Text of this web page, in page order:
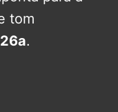
tom
.